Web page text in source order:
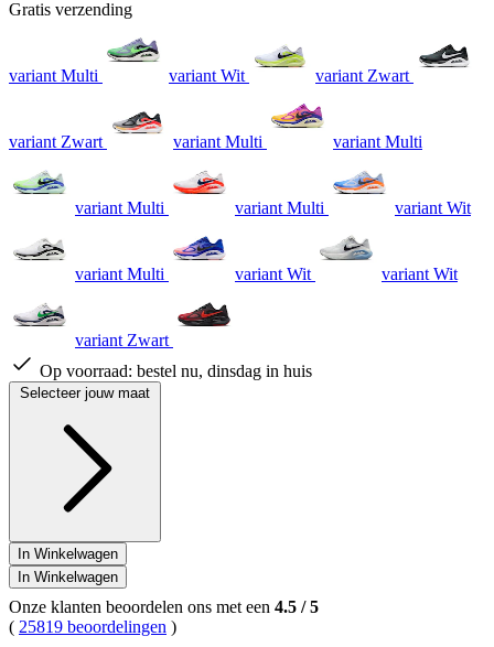
Gratis verzending
variant Multi variant Wit variant Zwart
variant Zwart variant Multi variant Multi
variant Multi variant Multi variant Wit
variant Multi variant Wit variant Wit
variant Zwart
Op voorraad: bestel nu, dinsdag in huis
Selecteer jouw maat
In Winkelwagen
In Winkelwagen
Onze klanten beoordelen ons met een 4.5 /5
( 25819 beoordelingen )